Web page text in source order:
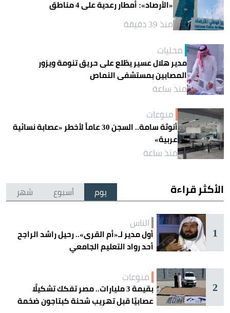
«الأرصاد»: أمطار رعدية على 4 مناطق
منذ 39 دقيقة
محليات
مدير هلال عسير يطّلع على حريق تنومة ويزور
المصابين بمستشفى النماص
منذ ساعة
منوعات
أنوثة سامة.. السجن 30 عاماً لأخطر «عصابة نسائية
عربية»
منذ ساعة
الأكثر قراءة يوم أسبوع شهر
1
الناس
أول مدير لـ«أم القرى».. رحيل راشد الراجح
أحد رواد التعليم الجامعي
2
منوعات
بقيمة 3 مليارات.. مصر تفكك تشكيلًا
عصابيًا قبل تهريب شحنة كبتاجون ضخمة